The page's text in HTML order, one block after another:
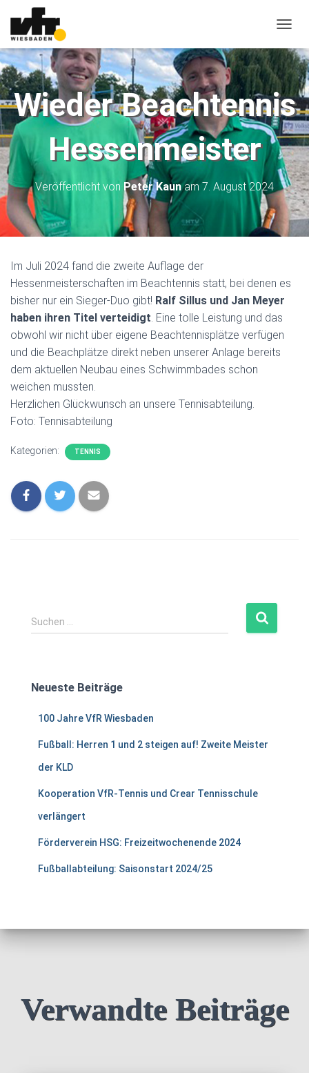
A
V
A
T
I
O
N
U
M
S
C
A
N
Wieder Beachtennis
Hessenmeister
Veröffentlicht von Peter Kaunam7. August 2024
Im Juli 2024 fand die zweite Auflage der
Hessenmeisterschaften im Beachtennis statt, bei denen es
bisher nur ein Sieger-Duo gibt! Ralf Sillus und Jan Meyer
haben ihren Titel verteidigt. Eine tolle Leistung und das
obwohl wir nicht über eigene Beachtennisplätze verfügen
und die Beachplätze direkt neben unserer Anlage bereits
dem aktuellen Neubau eines Schwimmbades schon
weichen mussten.
Herzlichen Glückwunsch an unsere Tennisabteilung.
Foto: Tennisabteilung
Kategorien: TENNIS
S
u
n
Suchen …
Neueste Beiträge
100 Jahre VfR Wiesbaden
Fußball: Herren 1 und 2 steigen auf! Zweite Meister
der KLD
Kooperation VfR-Tennis und Crear Tennisschule
verlängert
Förderverein HSG: Freizeitwochenende 2024
Fußballabteilung: Saisonstart 2024/25
Verwandte Beiträge